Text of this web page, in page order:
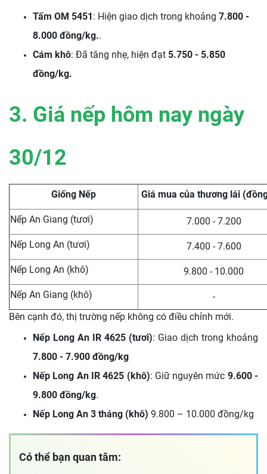
Tấm OM 5451: Hiện giao dịch trong khoảng 7.800 -
8.000 đồng/kg..
Cám khô: Đã tăng nhẹ, hiện đạt 5.750 - 5.850
đồng/kg.
3. Giá nếp hôm nay ngày
30/12
Giống Nếp Giá mua của thương lái
Nếp An Giang (tươi) 7.000 - 7.200
Nếp Long An (tươi) 7.400 - 7.600
Nếp Long An (khô) 9.800 - 10.000
Nếp An Giang (khô)
-
Bên cạnh đó, thị trường nếp không có điều chỉnh mới.
Nếp Long An IR 4625 (tươi): Giao dịch trong khoảng
7.800 - 7.900 đồng/kg
Nếp Long An IR 4625 (khô): Giữ nguyên mức 9.600 -
9.800 đồng/kg.
Nếp Long An 3 tháng (khô) 9.800 – 10.000 đồng/kg
Có thể bạn quan tâm: